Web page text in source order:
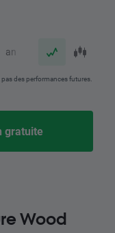
an
des performances futures.
gratuite
Wood